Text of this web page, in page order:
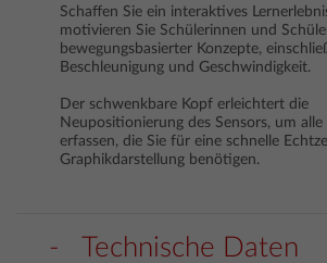
Schaffen Sie ein interaktives
motivieren Sie Schülerinnen und
bewegungsbasierter Konzepte,
Beschleunigung und Geschwindigkeit.
Der schwenkbare Kopf erleichtert die
Neupositionierung des Sensors, um alle
erfassen, die Sie für eine schnelle
Graphikdarstellung benötigen.
Technische Daten